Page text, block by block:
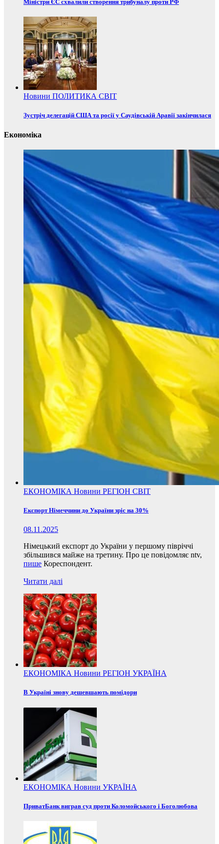
Міністри ЄС схвалили створення трибуналу проти РФ
Новини ПОЛИТИКА СВІТ
Зустріч делегацій США та росії у Саудівській Аравії закінчилася
Економіка
ЕКОНОМІКА Новини РЕГІОН СВІТ
Експорт Німеччини до України зріс на 30%
08.11.2025
Німецький експорт до України у першому півріччі
збільшився майже на третину. Про це повідомляє ntv,
пише Кореспондент.
Читати далі
ЕКОНОМІКА Новини РЕГІОН УКРАЇНА
В Україні знову дешевшають помідори
ЕКОНОМІКА Новини УКРАЇНА
ПриватБанк виграв суд проти Коломойського і Боголюбова